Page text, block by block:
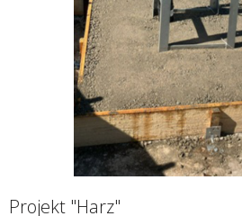
Projekt "Harz"